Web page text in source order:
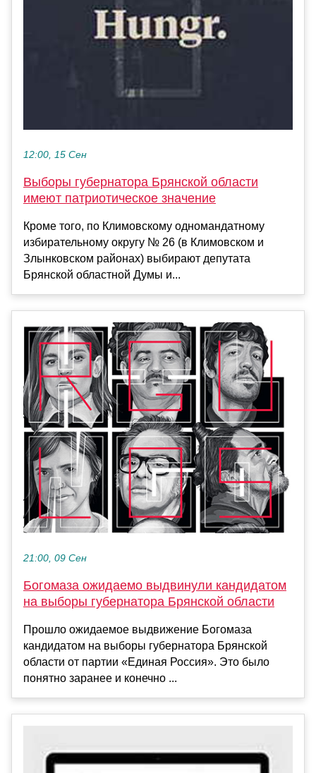
12:00, 15 Сен
Выборы губернатора Брянской области
имеют патриотическое значение
Кроме того, по Климовскому одномандатному
избирательному округу № 26 (в Климовском и
Злынковском районах) выбирают депутата
Брянской областной Думы и...
21:00, 09 Сен
Богомаза ожидаемо выдвинули кандидатом
на выборы губернатора Брянской области
Прошло ожидаемое выдвижение Богомаза
кандидатом на выборы губернатора Брянской
области от партии «Единая Россия». Это было
понятно заранее и конечно ...